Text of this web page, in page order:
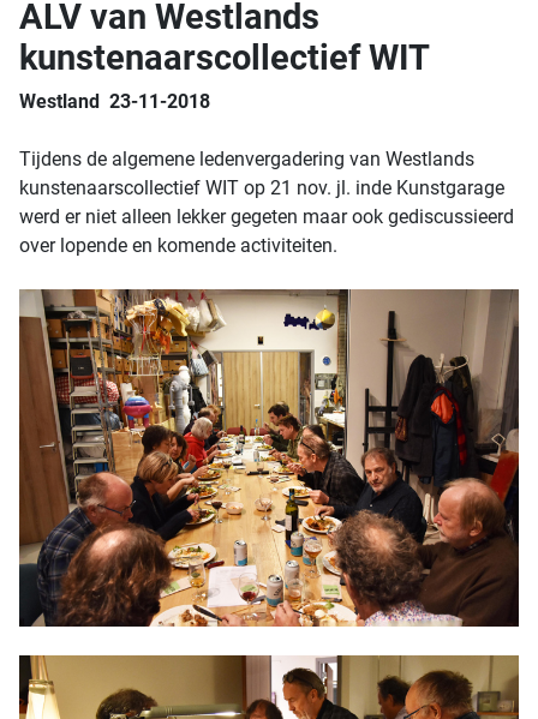
ALV van Westlands
kunstenaarscollectief WIT
Westland 23-11-2018
Tijdens de algemene ledenvergadering van Westlands
kunstenaarscollectief WIT op 21 nov. jl. inde Kunstgarage
werd er niet alleen lekker gegeten maar ook gediscussieerd
over lopende en komende activiteiten.